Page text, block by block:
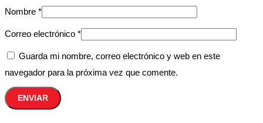
Nombre *
Correo electrónico *
Guarda mi nombre, correo electrónico y web en este
navegador para la próxima vez que comente.